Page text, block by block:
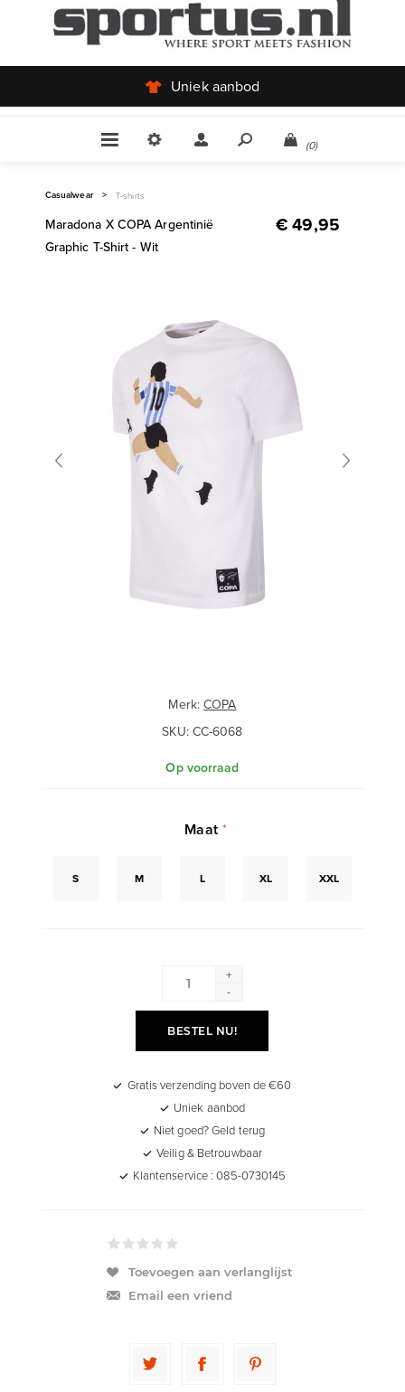
Uniek aanbod
(0)
Casualwear > T-shirts
Maradona X COPA Argentinië
Graphic T-Shirt - Wit
€ 49,95
Merk: COPA
SKU: CC-6068
Op voorraad
Maat*
S M L XL XXL
+
-
BESTEL NU!
Gratis verzending boven de €60
Uniek aanbod
Niet goed? Geld terug
Veilig & Betrouwbaar
Klantenservice : 085-0730145
Toevoegen aan verlanglijst
Email een vriend